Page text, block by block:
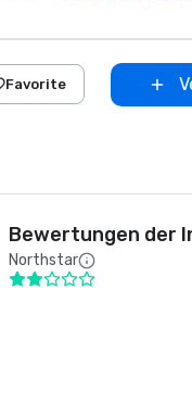
Favorite
Bewertungen der
Northstar